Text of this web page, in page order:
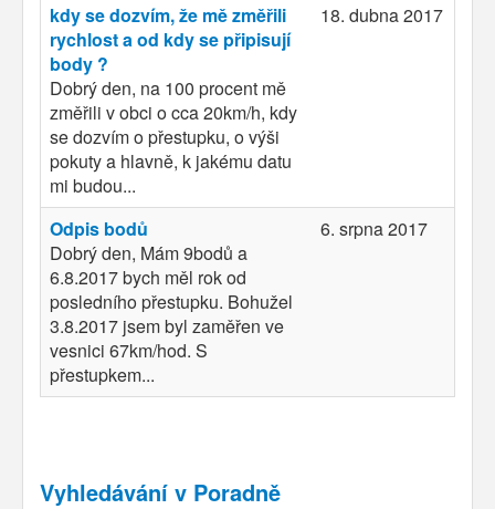
kdy se dozvím, že mě změřili
rychlost a od kdy se připisují
body ?
Dobrý den, na 100 procent mě
změřili v obci o cca 20km/h, kdy
se dozvím o přestupku, o výši
pokuty a hlavně, k jakému datu
mi budou...
18. dubna 2017
Odpis bodů
Dobrý den, Mám 9bodů a
6.8.2017 bych měl rok od
posledního přestupku. Bohužel
3.8.2017 jsem byl zaměřen ve
vesnici 67km/hod. S
přestupkem...
6. srpna 2017
Vyhledávání v Poradně